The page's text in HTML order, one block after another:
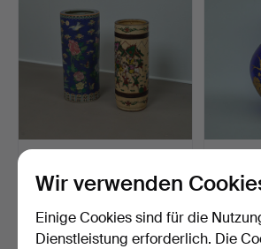
Vasen / Schirmstän…
Beendet 29. Nov 2025
4 Gebote
71 USD
Beendet
1 Gebot
93 USD
Wir verwenden
Einige Cookies sind für die
Dienstleistung erforderlich. Die